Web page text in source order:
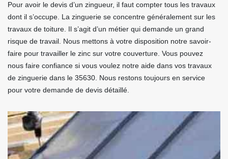
Pour avoir le devis d’un zingueur, il faut compter tous les travaux
dont il s’occupe. La zinguerie se concentre généralement sur les
travaux de toiture. Il s’agit d’un métier qui demande un grand
risque de travail. Nous mettons à votre disposition notre savoir-
faire pour travailler le zinc sur votre couverture. Vous pouvez
nous faire confiance si vous voulez notre aide dans vos travaux
de zinguerie dans le 35630. Nous restons toujours en service
pour votre demande de devis détaillé.